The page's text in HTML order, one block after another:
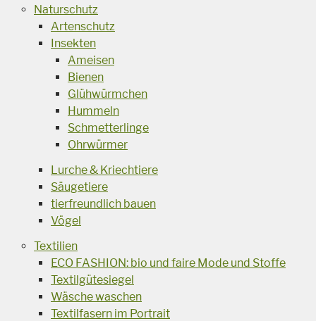
Naturschutz
Artenschutz
Insekten
Ameisen
Bienen
Glühwürmchen
Hummeln
Schmetterlinge
Ohrwürmer
Lurche & Kriechtiere
Säugetiere
tierfreundlich bauen
Vögel
Textilien
ECO FASHION: bio und faire Mode und Stoffe
Textilgütesiegel
Wäsche waschen
Textilfasern im Portrait